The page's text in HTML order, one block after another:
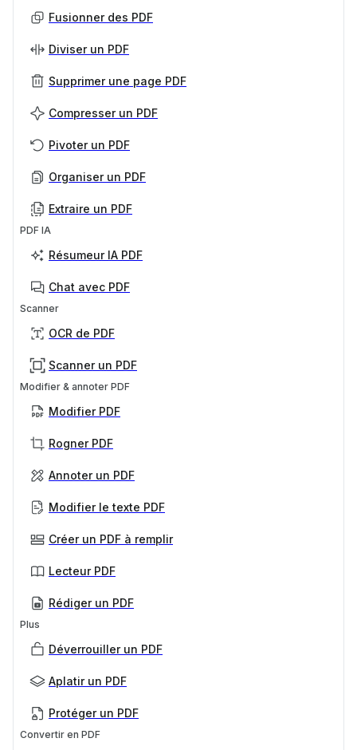
Fusionner des PDF
Diviser un PDF
Supprimer une page PDF
Compresser un PDF
Pivoter un PDF
Organiser un PDF
Extraire un PDF
PDF IA
Résumeur IA PDF
Chat avec PDF
Scanner
OCR de PDF
Scanner un PDF
Modifier & annoter PDF
Modifier PDF
Rogner PDF
Annoter un PDF
Modifier le texte PDF
Créer un PDF à remplir
Lecteur PDF
Rédiger un PDF
Plus
Déverrouiller un PDF
Aplatir un PDF
Protéger un PDF
Convertir en PDF